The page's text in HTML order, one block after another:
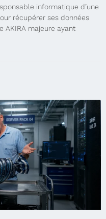
informatique d’une
récupérer ses données
AKIRA majeure ayant